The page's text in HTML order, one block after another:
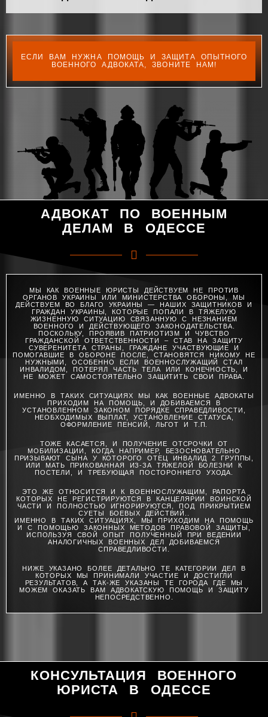
ЕСЛИ ВАМ НУЖНА ПОМОЩЬ И ЗАЩИТА ОПЫТНОГО
ВОЕННОГО АДВОКАТА, ЗВОНИТЕ НАМ!
АДВОКАТ ПО ВОЕННЫМ
ДЕЛАМ В ОДЕССЕ
МЫ КАК ВОЕННЫЕ ЮРИСТЫ ДЕЙСТВУЕМ НЕ ПРОТИВ
ОРГАНОВ УКРАИНЫ ИЛИ МИНИСТЕРСТВА ОБОРОНЫ, МЫ
ДЕЙСТВУЕМ ВО БЛАГО УКРАИНЫ — НАШИХ ЗАЩИТНИКОВ И
ГРАЖДАН УКРАИНЫ, КОТОРЫЕ ПОПАЛИ В ТЯЖЕЛУЮ
ЖИЗНЕННУЮ СИТУАЦИЮ СВЯЗАННУЮ С НЕЗНАНИЕМ
ВОЕННОГО И ДЕЙСТВУЮЩЕГО ЗАКОНОДАТЕЛЬСТВА.
ПОСКОЛЬКУ, ПРОЯВИВ ПАТРИОТИЗМ И ЧУВСТВО
ГРАЖДАНСКОЙ ОТВЕТСТВЕННОСТИ – СТАВ НА ЗАЩИТУ
СУВЕРЕНИТЕТА СТРАНЫ, ГРАЖДАНЕ УЧАСТВУЮЩИЕ И
ПОМОГАВШИЕ В ОБОРОНЕ ПОСЛЕ, СТАНОВЯТСЯ НИКОМУ НЕ
НУЖНЫМИ, ОСОБЕННО ЕСЛИ ВОЕННОСЛУЖАЩИЙ СТАЛ
ИНВАЛИДОМ, ПОТЕРЯЛ ЧАСТЬ ТЕЛА ИЛИ КОНЕЧНОСТЬ, И
НЕ МОЖЕТ САМОСТОЯТЕЛЬНО ЗАЩИТИТЬ СВОИ ПРАВА.
ИМЕННО В ТАКИХ СИТУАЦИЯХ МЫ КАК ВОЕННЫЕ АДВОКАТЫ
ПРИХОДИМ НА ПОМОЩЬ, И ДОБИВАЕМСЯ В
УСТАНОВЛЕННОМ ЗАКОНОМ ПОРЯДКЕ СПРАВЕДЛИВОСТИ,
НЕОБХОДИМЫХ ВЫПЛАТ, УСТАНОВЛЕНИЕ СТАТУСА,
ОФОРМЛЕНИЕ ПЕНСИЙ, ЛЬГОТ И Т.П.
ТОЖЕ КАСАЕТСЯ, И ПОЛУЧЕНИЕ ОТСРОЧКИ ОТ
МОБИЛИЗАЦИИ, КОГДА НАПРИМЕР, БЕЗОСНОВАТЕЛЬНО
ПРИЗЫВАЮТ СЫНА У КОТОРОГО ОТЕЦ ИНВАЛИД 2 ГРУППЫ,
ИЛИ МАТЬ ПРИКОВАННАЯ ИЗ-ЗА ТЯЖЕЛОЙ БОЛЕЗНИ К
ПОСТЕЛИ, И ТРЕБУЮЩАЯ ПОСТОРОННЕГО УХОДА.
ЭТО ЖЕ ОТНОСИТСЯ И К ВОЕННОСЛУЖАЩИМ, РАПОРТА
КОТОРЫХ НЕ РЕГИСТРИРУЮТСЯ В КАНЦЕЛЯРИИ ВОИНСКОЙ
ЧАСТИ И ПОЛНОСТЬЮ ИГНОРИРУЮТСЯ, ПОД ПРИКРЫТИЕМ
СУЕТЫ БОЕВЫХ ДЕЙСТВИЙ..
ИМЕННО В ТАКИХ СИТУАЦИЯХ, МЫ ПРИХОДИМ НА ПОМОЩЬ
И С ПОМОЩЬЮ ЗАКОННЫХ МЕТОДОВ ПРАВОВОЙ ЗАЩИТЫ,
ИСПОЛЬЗУЯ СВОЙ ОПЫТ ПОЛУЧЕННЫЙ ПРИ ВЕДЕНИИ
АНАЛОГИЧНЫХ ВОЕННЫХ ДЕЛ ДОБИВАЕМСЯ
СПРАВЕДЛИВОСТИ.
НИЖЕ УКАЗАНО БОЛЕЕ ДЕТАЛЬНО ТЕ КАТЕГОРИИ ДЕЛ В
КОТОРЫХ МЫ ПРИНИМАЛИ УЧАСТИЕ И ДОСТИГЛИ
РЕЗУЛЬТАТОВ, А ТАК-ЖЕ УКАЗАНЫ ТЕ ГОРОДА ГДЕ МЫ
МОЖЕМ ОКАЗАТЬ ВАМ АДВОКАТСКУЮ ПОМОЩЬ И ЗАЩИТУ
НЕПОСРЕДСТВЕННО.
КОНСУЛЬТАЦИЯ ВОЕННОГО
ЮРИСТА В ОДЕССЕ